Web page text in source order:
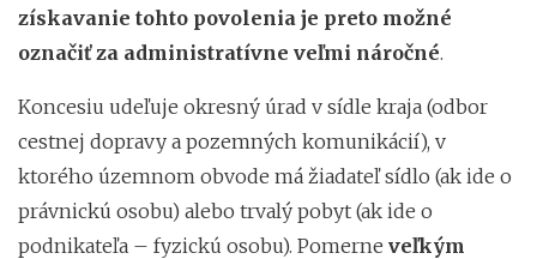
získavanie tohto povolenia je preto možné
označiť za administratívne veľmi náročné.
Koncesiu udeľuje okresný úrad v sídle kraja (odbor
cestnej dopravy a pozemných komunikácií), v
ktorého územnom obvode má žiadateľ sídlo (ak ide o
právnickú osobu) alebo trvalý pobyt (ak ide o
podnikateľa – fyzickú osobu). Pomerne veľkým